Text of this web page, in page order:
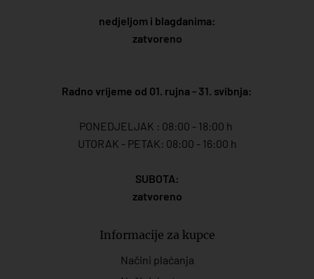
nedjeljom i blagdanima:
zatvoreno
Radno vrijeme od 01. rujna - 31. svibnja:
PONEDJELJAK : 08:00 - 18:00 h
UTORAK - PETAK: 08:00 - 16:00 h
SUBOTA:
zatvoreno
Informacije za kupce
Načini plaćanja